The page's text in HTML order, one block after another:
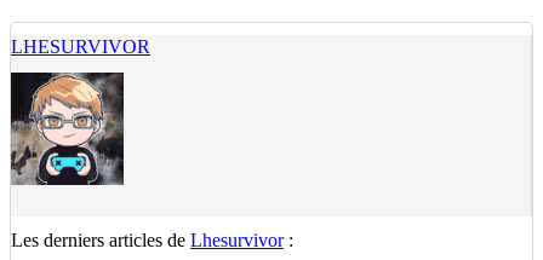
LHESURVIVOR
Les derniers articles de Lhesurvivor: